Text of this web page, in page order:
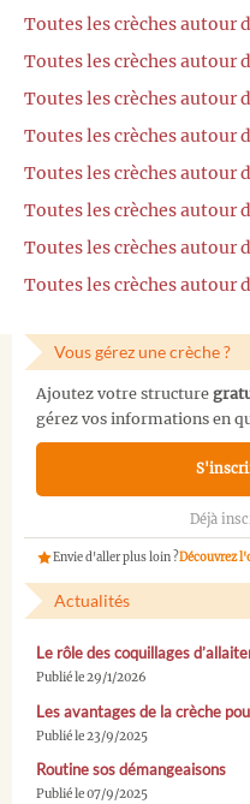
Toutes les crèches autour
Toutes les crèches autour
Toutes les crèches autour
Toutes les crèches autour
Toutes les crèches autour
Toutes les crèches autour
Toutes les crèches autour
Toutes les crèches autour
Vous gérez une crèche ?
Ajoutez votre structure
gérez vos informations en
Déjà
Envie d'aller plus loin ?Découvrez
Actualités
Le rôle des coquillages
Publié le 29/1/2026
Les avantages de la crèche
Publié le 23/9/2025
Routine sos démangeaisons
Publié le 07/9/2025